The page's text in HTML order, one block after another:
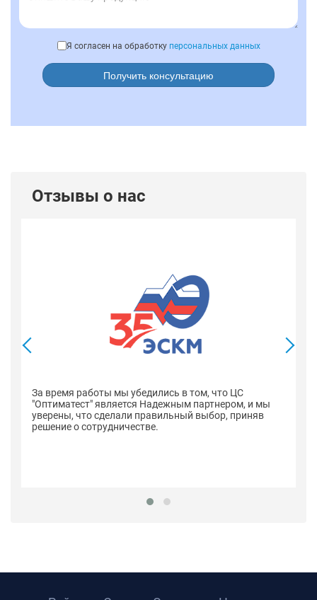
Я согласен на обработку персональных данных
Получить консультацию
Отзывы о нас
За время работы мы убедились в том, что ЦС
"Оптиматест" является Надежным партнером, и мы
уверены, что сделали правильный выбор, приняв
решение о сотрудничестве.